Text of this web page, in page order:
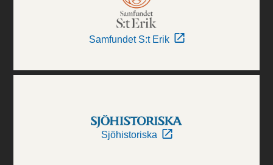
Samfundet S:t Erik
Sjöhistoriska